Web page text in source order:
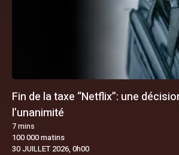
Fin de la taxe “Netflix”: une
l’unanimité
7mins
100 000 matins
30 JUILLET 2026, 0h00